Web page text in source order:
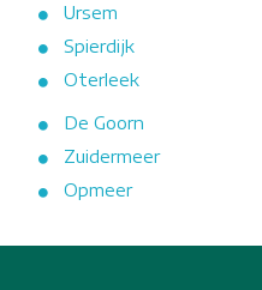
Ursem
Spierdijk
Oterleek
De Goorn
Zuidermeer
Opmeer